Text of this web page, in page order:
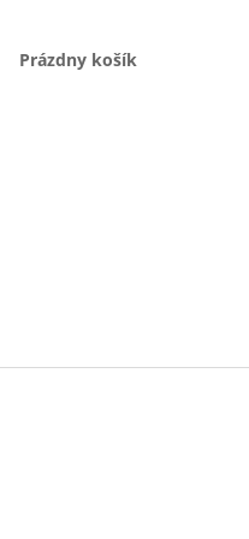
NÁKUPNÝ
KOŠÍK
Prázdny košík